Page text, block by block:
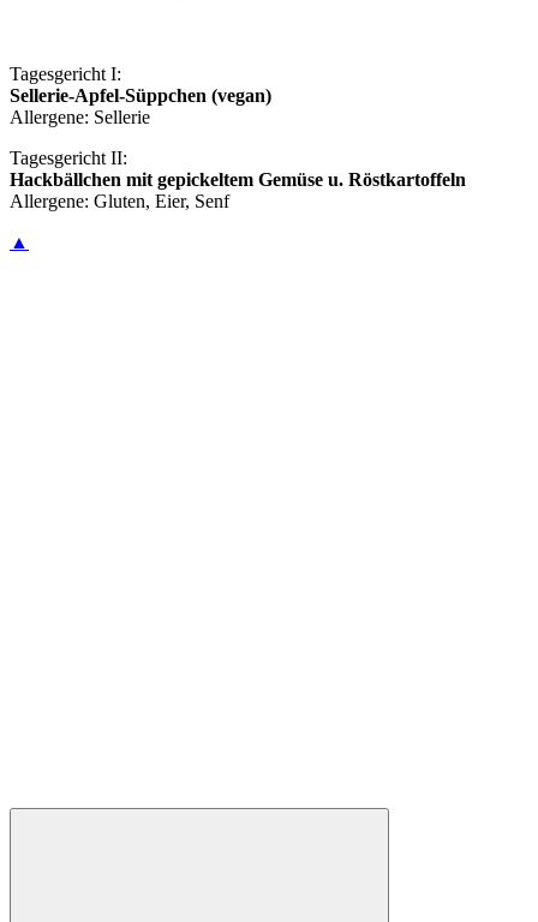
Tagesgericht I:
Sellerie-Apfel-Süppchen (vegan)
Allergene: Sellerie
Tagesgericht II:
Hackbällchen mit gepickeltem Gemüse u. Röstkartoffeln
Allergene: Gluten, Eier, Senf
▲